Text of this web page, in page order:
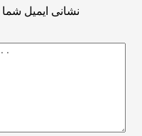
نشانی ایمیل